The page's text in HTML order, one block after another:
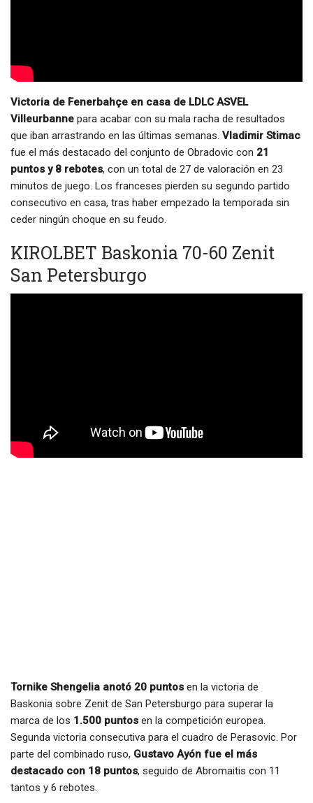
Victoria de Fenerbahçe en casa de LDLC ASVEL
Villeurbanne para acabar con su mala racha de resultados
que iban arrastrando en las últimas semanas. Vladimir Stimac
fue el más destacado del conjunto de Obradovic con 21
puntos y 8 rebotes, con un total de 27 de valoración en 23
minutos de juego. Los franceses pierden su segundo partido
consecutivo en casa, tras haber empezado la temporada sin
ceder ningún choque en su feudo.
KIROLBET Baskonia 70-60 Zenit
San Petersburgo
Tornike Shengelia anotó 20 puntos en la victoria de
Baskonia sobre Zenit de San Petersburgo para superar la
marca de los 1.500 puntos en la competición europea.
Segunda victoria consecutiva para el cuadro de Perasovic. Por
parte del combinado ruso, Gustavo Ayón fue el más
destacado con 18 puntos, seguido de Abromaitis con 11
tantos y 6 rebotes.